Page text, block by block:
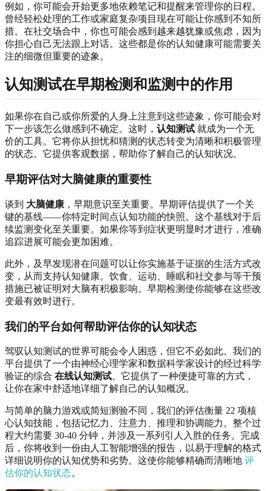
例如，你可能会开始更多地依赖笔记和提醒来管理你的日程。
曾经轻松处理的工作或家庭复杂项目现在可能让你感到不知所
措。在社交场合中，你也可能会感到越来越犹豫或焦虑，因为
你担心自己无法跟上对话。这些都是你的认知健康可能需要关
注的细微但重要的迹象。
认知测试在早期检测和监测中的作用
如果你在自己或你所爱的人身上注意到这些迹象，你可能会对
下一步该怎么做感到不确定。这时， 认知测试 就成为一个无
价的工具。它将你从担忧和猜测的状态转变为清晰和积极管理
的状态。它提供客观数据，帮助你了解自己的认知状况。
早期评估对大脑健康的重要性
谈到 大脑健康 ，早期意识至关重要。早期评估提供了一个关
键的基线——你特定时间点认知功能的快照。这个基线对于后
续监测变化至关重要。如果你等到症状更明显时才进行，准确
追踪进展可能会更加困难。
此外，及早发现潜在问题可以让你实施基于证据的生活方式改
变，从而支持认知健康。饮食、运动、睡眠和社交参与等干预
措施已被证明对大脑有积极影响。早期检测使你能够在这些改
变最有效时进行。
我们的平台如何帮助评估你的认知状态
驾驭认知测试的世界可能会令人困惑，但它不必如此。我们的
平台提供了一个由神经心理学家和数据科学家设计的经过科学
验证的综合 在线认知测试。它提供了一种便捷可靠的方式，
让你在家中舒适地详细了解自己的认知概况。
与简单的脑力游戏或简短测验不同，我们的评估衡量 22 项核
心认知技能，包括记忆力、注意力、推理和协调能力。整个过
程大约需要 30-40 分钟，并涉及一系列引人入胜的任务。完成
后，你将收到一份由人工智能增强的报告，以易于理解的格式
详细说明你的认知优势和劣势。这使你能够精确而清晰地 评
估你的认知状态。